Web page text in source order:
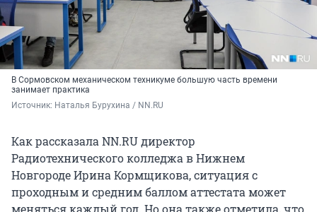
В Сормовском механическом техникуме большую часть времени
занимает практика
Источник: Наталья Бурухина / NN.RU
Как рассказала NN.RU директор
Радиотехнического колледжа в Нижнем
Новгороде Ирина Кормщикова, ситуация с
проходным и средним баллом аттестата может
меняться каждый год. Но она также отметила, что